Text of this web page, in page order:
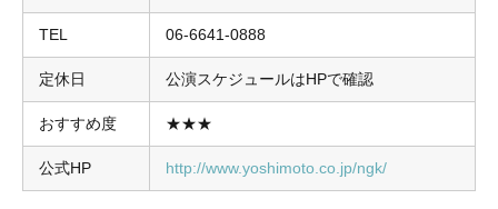
TEL 06-6641-0888
定休日 公演スケジュールはHPで確認
おすすめ度 ★★★
公式HP http://www.yoshimoto.co.jp/ngk/